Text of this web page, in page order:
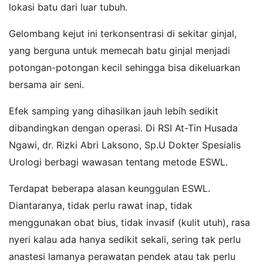
lokasi batu dari luar tubuh.
Gelombang kejut ini terkonsentrasi di sekitar ginjal,
yang berguna untuk memecah batu ginjal menjadi
potongan-potongan kecil sehingga bisa dikeluarkan
bersama air seni.
Efek samping yang dihasilkan jauh lebih sedikit
dibandingkan dengan operasi. Di RSI At-Tin Husada
Ngawi, dr. Rizki Abri Laksono, Sp.U Dokter Spesialis
Urologi berbagi wawasan tentang metode ESWL.
Terdapat beberapa alasan keunggulan ESWL.
Diantaranya, tidak perlu rawat inap, tidak
menggunakan obat bius, tidak invasif (kulit utuh), rasa
nyeri kalau ada hanya sedikit sekali, sering tak perlu
anastesi lamanya perawatan pendek atau tak perlu